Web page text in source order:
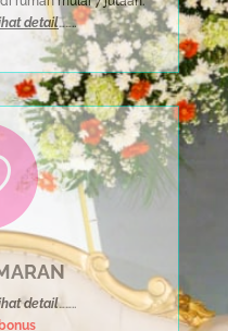
detail……..
detail……..